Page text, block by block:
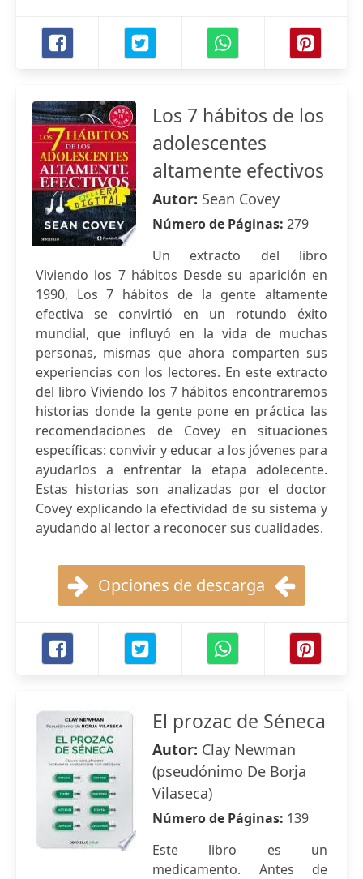
Los 7 hábitos de los
adolescentes
altamente efectivos
Autor: Sean Covey
Número de Páginas: 279
Un extracto del libro
Viviendo los 7 hábitos Desde su aparición en
1990, Los 7 hábitos de la gente altamente
efectiva se convirtió en un rotundo éxito
mundial, que influyó en la vida de muchas
personas, mismas que ahora comparten sus
experiencias con los lectores. En este extracto
del libro Viviendo los 7 hábitos encontraremos
historias donde la gente pone en práctica las
recomendaciones de Covey en situaciones
específicas: convivir y educar a los jóvenes para
ayudarlos a enfrentar la etapa adolecente.
Estas historias son analizadas por el doctor
Covey explicando la efectividad de su sistema y
ayudando al lector a reconocer sus cualidades.
Opciones de descarga
El prozac de Séneca
Autor: Clay Newman
(pseudónimo De Borja
Vilaseca)
Número de Páginas: 139
Este libro es un
medicamento. Antes de